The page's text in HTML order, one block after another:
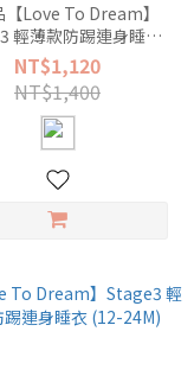
【Love To Dream】
輕薄款防踢連身睡衣
(12-24M)
NT$1,120
NT$1,400